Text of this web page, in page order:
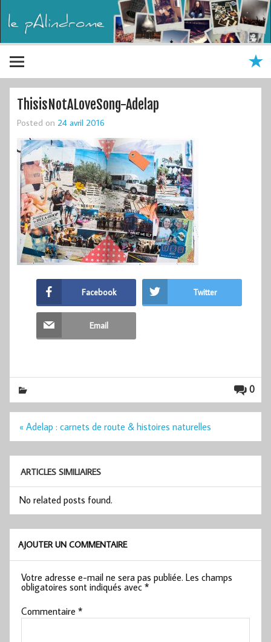
ThisisNotALoveSong-Adelap
Posted on 24 avril 2016
Facebook Twitter
Email
0
Navigation
« Adelap : carnets de route & histoires naturelles
ARTICLES SIMILIAIRES
No related posts found.
AJOUTER UN COMMENTAIRE
Votre adresse e-mail ne sera pas publiée. Les champs
obligatoires sont indiqués avec*
Commentaire*